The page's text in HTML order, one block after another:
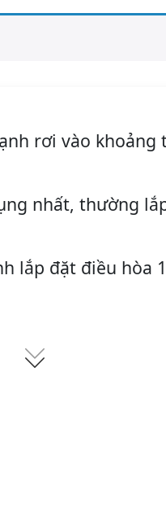
rơi vào
nhất, thường
lắp đặt điều hòa